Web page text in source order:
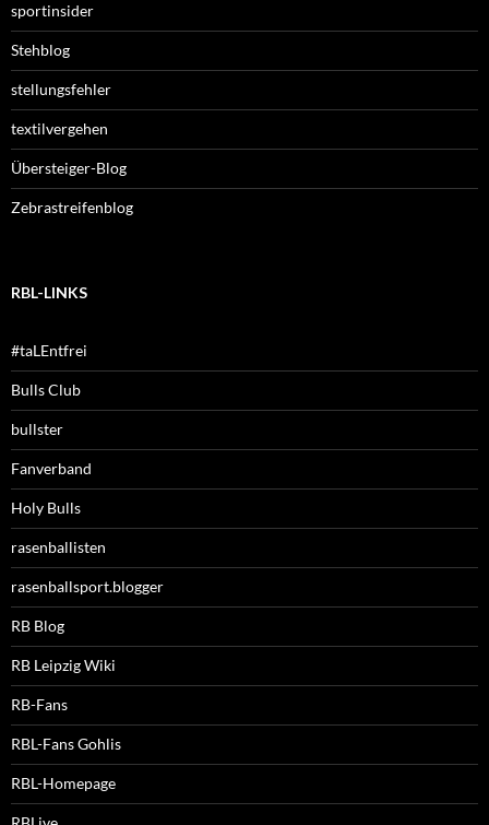
sportinsider
Stehblog
stellungsfehler
textilvergehen
Übersteiger-Blog
Zebrastreifenblog
RBL-LINKS
#taLEntfrei
Bulls Club
bullster
Fanverband
Holy Bulls
rasenballisten
rasenballsport.blogger
RB Blog
RB Leipzig Wiki
RB-Fans
RBL-Fans Gohlis
RBL-Homepage